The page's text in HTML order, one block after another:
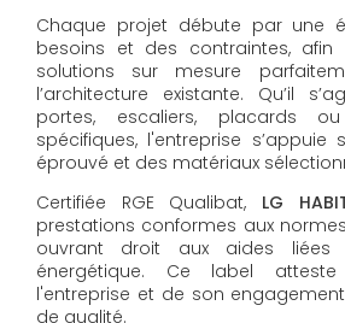
Chaque projet débute par une
besoins et des contraintes,
solutions sur mesure
l’architecture existante. Qu’il
portes, escaliers, placards
spécifiques, l'entreprise s’appuie
éprouvé et des matériaux
Certifiée RGE Qualibat, LG
prestations conformes aux
ouvrant droit aux aides
énergétique. Ce label
l'entreprise et de son
de qualité.